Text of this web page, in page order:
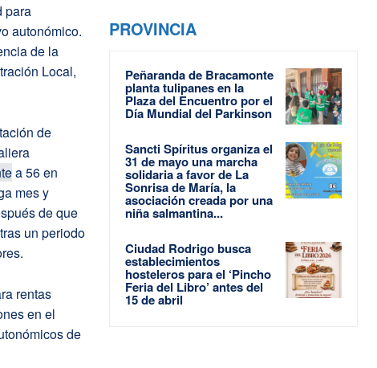
para
autonómico.
de la
Local,
de
a 56 en
mes y
de que
un periodo
rentas
en el
de
PROVINCIA
Peñaranda de Bracamonte
planta tulipanes en la
Plaza del Encuentro por el
Día Mundial del Parkinson
Sancti Spíritus organiza el
31 de mayo una marcha
solidaria a favor de La
Sonrisa de María, la
asociación creada por una
niña salmantina...
Ciudad Rodrigo busca
establecimientos
hosteleros para el ‘Pincho
Feria del Libro’ antes del
15 de abril